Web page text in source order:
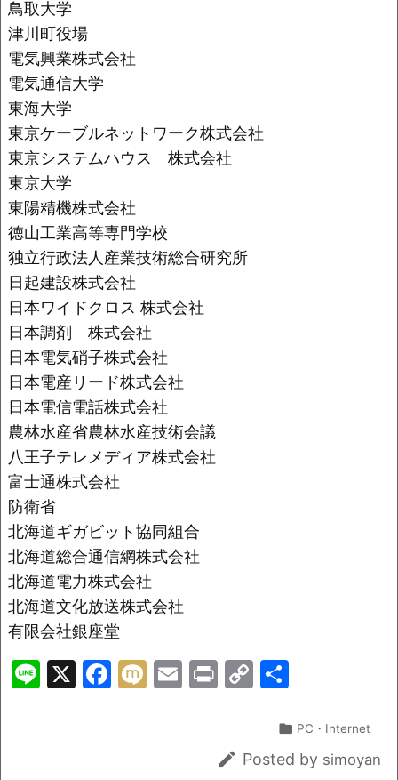
鳥取大学
津川町役場
電気興業株式会社
電気通信大学
東海大学
東京ケーブルネットワーク株式会社
東京システムハウス 株式会社
東京大学
東陽精機株式会社
徳山工業高等専門学校
独立行政法人産業技術総合研究所
日起建設株式会社
日本ワイドクロス 株式会社
日本調剤 株式会社
日本電気硝子株式会社
日本電産リード株式会社
日本電信電話株式会社
農林水産省農林水産技術会議
八王子テレメディア株式会社
富士通株式会社
防衛省
北海道ギガビット協同組合
北海道総合通信網株式会社
北海道電力株式会社
北海道文化放送株式会社
有限会社銀座堂
Li X
F
M E
Pr C
y
 PC・Internet
 Posted by simoyan